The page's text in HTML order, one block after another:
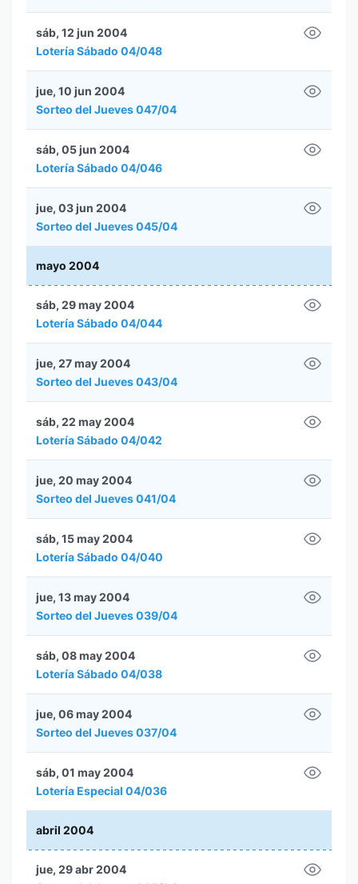
Lotería Sábado 04/048
sáb, 12 jun 2004
Sorteo del Jueves 047/04
jue, 10 jun 2004
Lotería Sábado 04/046
sáb, 05 jun 2004
Sorteo del Jueves 045/04
jue, 03 jun 2004
mayo 2004
Lotería Sábado 04/044
sáb, 29 may 2004
Sorteo del Jueves 043/04
jue, 27 may 2004
Lotería Sábado 04/042
sáb, 22 may 2004
Sorteo del Jueves 041/04
jue, 20 may 2004
Lotería Sábado 04/040
sáb, 15 may 2004
Sorteo del Jueves 039/04
jue, 13 may 2004
Lotería Sábado 04/038
sáb, 08 may 2004
Sorteo del Jueves 037/04
jue, 06 may 2004
Lotería Especial 04/036
sáb, 01 may 2004
abril 2004
jue, 29 abr 2004